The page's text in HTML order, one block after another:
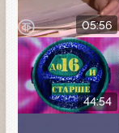
05:56
44:54